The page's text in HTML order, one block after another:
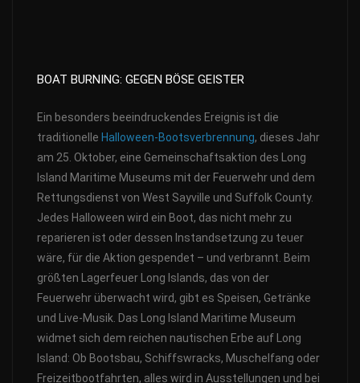
BOAT BURNING: GEGEN BÖSE GEISTER
Ein besonders beeindruckendes Ereignis ist die
traditionelle Halloween-Bootsverbrennung, dieses Jahr
am 25. Oktober, eine Gemeinschaftsaktion des Long
Island Maritime Museums mit der Feuerwehr und dem
Rettungsdienst von West Sayville und Suffolk County.
Jedes Halloween wird ein Boot, das nicht mehr zu
reparieren ist oder dessen Instandsetzung zu teuer
wäre, für die Aktion gespendet – und verbrannt. Beim
größten Lagerfeuer Long Islands, das von der
Feuerwehr überwacht wird, gibt es Speisen, Getränke
und Live-Musik. Das Long Island Maritime Museum
widmet sich dem reichen nautischen Erbe auf Long
Island: Ob Bootsbau, Schiffswracks, Muschelfang oder
Freizeitbootfahrten, alles wird in Ausstellungen und bei